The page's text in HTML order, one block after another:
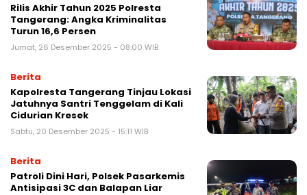
Rilis Akhir Tahun 2025 Polresta
Tangerang: Angka Kriminalitas
Turun 16,6 Persen
Jumat, 26 Desember 2025 - 08:00 WIB
Berita
Kapolresta Tangerang Tinjau Lokasi
Jatuhnya Santri Tenggelam di Kali
Cidurian Kresek
Sabtu, 20 Desember 2025 - 15:11 WIB
Berita
Patroli Dini Hari, Polsek Pasarkemis
Antisipasi 3C dan Balapan Liar